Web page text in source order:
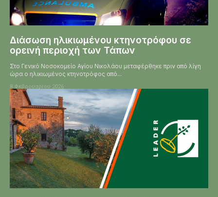
Διάσωση ηλικιωμένου κτηνοτρόφου σε
ορεινή περιοχή των Τάπων
Στο Γενικό Νοσοκομείο Αγίου Νικολάου μεταφέρθηκε πριν από λίγη
ώρα ο ηλικιωμένος κτηνοτρόφος από...
8 Φεβρουαρίου 2026